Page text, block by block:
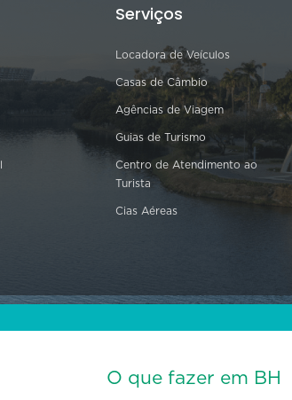
Serviços
Locadora de Veículos
Casas de Câmbio
Agências de Viagem
Guias de Turismo
Centro de Atendimento ao
Turista
Cias Aéreas
O que fazer em BH